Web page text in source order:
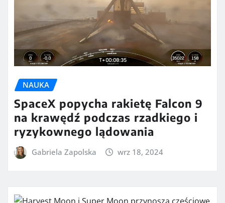
NAUKA
SpaceX popycha rakietę Falcon 9
na krawędź podczas rzadkiego i
ryzykownego lądowania
Gabriela Zapolska wrz 18, 2024